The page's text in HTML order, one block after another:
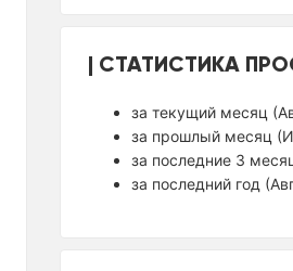
СТАТИСТИКА
за текущий месяц
за прошлый месяц
за последние 3
за последний год